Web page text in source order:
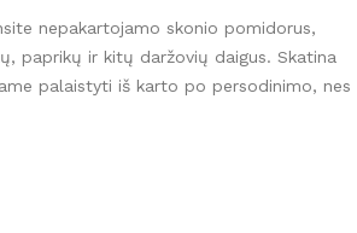
nepakartojamo skonio pomidorus,
paprikų ir kitų daržovių daigus. Skatina
palaistyti iš karto po persodinimo, nes